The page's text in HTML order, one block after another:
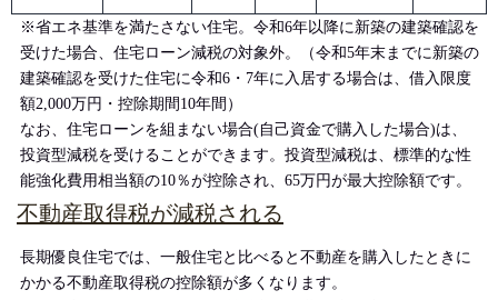
※省エネ基準を満たさない住宅。令和6年以降に新築の建築確認を
受けた場合、住宅ローン減税の対象外。（令和5年末までに新築の
建築確認を受けた住宅に令和6・7年に入居する場合は、借入限度
額2,000万円・控除期間10年間）
なお、住宅ローンを組まない場合(自己資金で購入した場合)は、
投資型減税を受けることができます。投資型減税は、標準的な性
能強化費用相当額の10％が控除され、65万円が最大控除額です。
不動産取得税が減税される
長期優良住宅では、一般住宅と比べると不動産を購入したときに
かかる不動産取得税の控除額が多くなります。